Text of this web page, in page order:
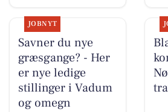
JOBNYT
Savner du nye
græsgange? - Her
er nye ledige
stillinger i Vadum
og omegn